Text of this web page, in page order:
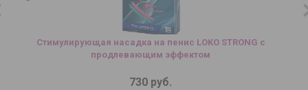
Стимулирующая насадка на пенис LOKO STRONG с
продлевающим эффектом
730 руб.